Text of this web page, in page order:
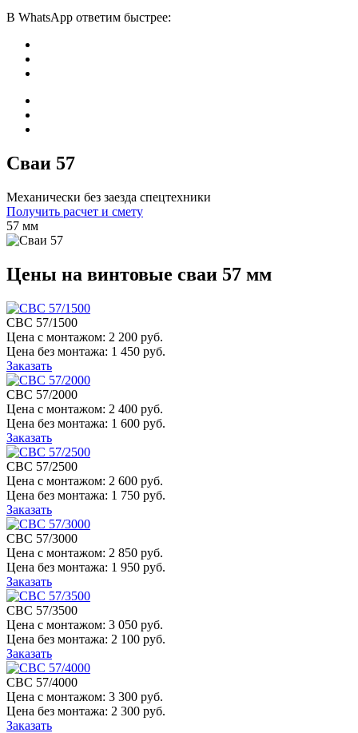
В WhatsApp ответим быстрее:
Сваи 57
Механически без заезда спецтехники
Получить расчет и смету
57 мм
Цены на винтовые сваи 57 мм
СВС 57/1500
Цена с монтажом: 2 200 руб.
Цена без монтажа: 1 450 руб.
Заказать
СВС 57/2000
Цена с монтажом: 2 400 руб.
Цена без монтажа: 1 600 руб.
Заказать
СВС 57/2500
Цена с монтажом: 2 600 руб.
Цена без монтажа: 1 750 руб.
Заказать
СВС 57/3000
Цена с монтажом: 2 850 руб.
Цена без монтажа: 1 950 руб.
Заказать
СВС 57/3500
Цена с монтажом: 3 050 руб.
Цена без монтажа: 2 100 руб.
Заказать
СВС 57/4000
Цена с монтажом: 3 300 руб.
Цена без монтажа: 2 300 руб.
Заказать